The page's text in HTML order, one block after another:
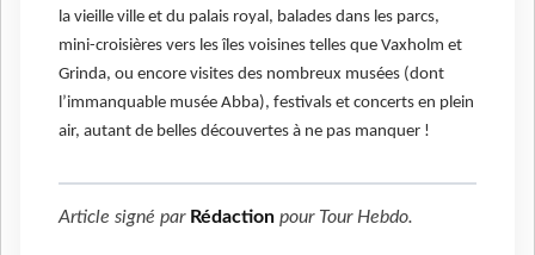
la vieille ville et du palais royal, balades dans les parcs,
mini-croisières vers les îles voisines telles que Vaxholm et
Grinda, ou encore visites des nombreux musées (dont
l’immanquable musée Abba), festivals et concerts en plein
air, autant de belles découvertes à ne pas manquer !
Article signé par Rédaction pour Tour Hebdo.